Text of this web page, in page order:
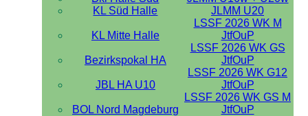
KL Süd Halle
JLMM U20
KL Mitte Halle
LSSF 2026 WK M
JtfOuP
Bezirkspokal HA
LSSF 2026 WK GS
JtfOuP
JBL HA U10
LSSF 2026 WK G12
JtfOuP
BOL Nord Magdeburg
LSSF 2026 WK GS M
JtfOuP